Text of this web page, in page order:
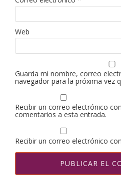
Web
Guarda mi nombre, correo
navegador para la próxima vez
Recibir un correo electrónico
comentarios a esta entrada.
Recibir un correo electrónico